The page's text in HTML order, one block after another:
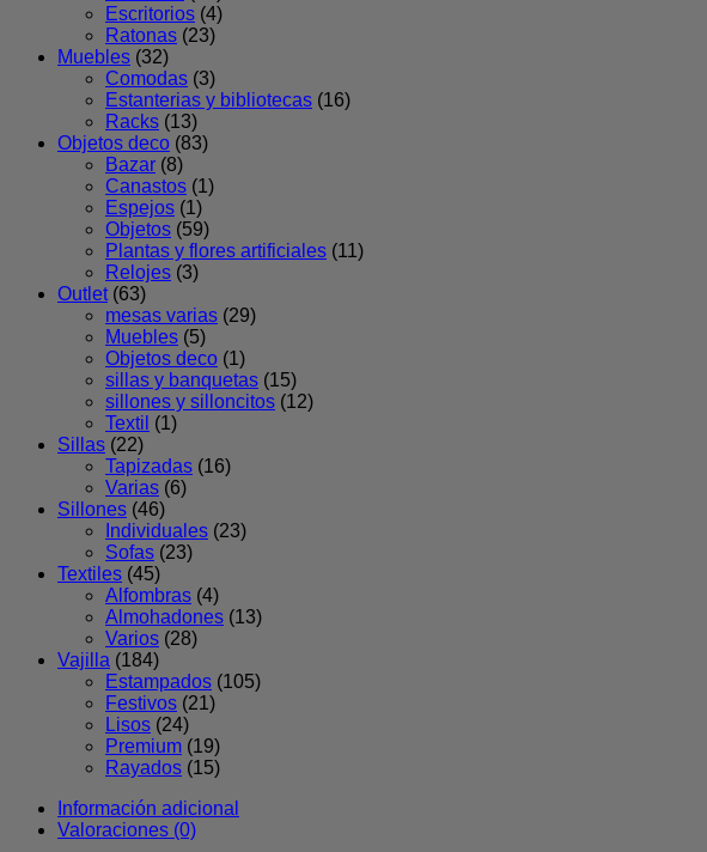
Escritorios (4)
Ratonas (23)
Muebles (32)
Comodas (3)
Estanterias y bibliotecas (16)
Racks (13)
Objetos deco (83)
Bazar (8)
Canastos (1)
Espejos (1)
Objetos (59)
Plantas y flores artificiales (11)
Relojes (3)
Outlet (63)
mesas varias (29)
Muebles (5)
Objetos deco (1)
sillas y banquetas (15)
sillones y silloncitos (12)
Textil (1)
Sillas (22)
Tapizadas (16)
Varias (6)
Sillones (46)
Individuales (23)
Sofas (23)
Textiles (45)
Alfombras (4)
Almohadones (13)
Varios (28)
Vajilla (184)
Estampados (105)
Festivos (21)
Lisos (24)
Premium (19)
Rayados (15)
Información adicional
Valoraciones (0)